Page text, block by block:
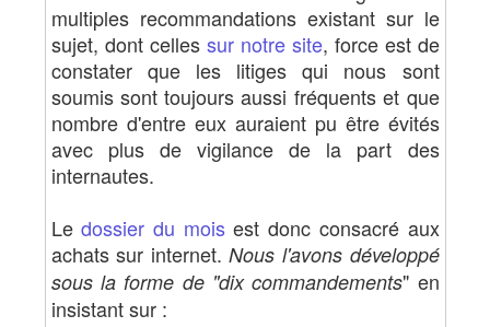
multiples recommandations existant sur le
sujet, dont celles sur notre site, force est de
constater que les litiges qui nous sont
soumis sont toujours aussi fréquents et que
nombre d'entre eux auraient pu être évités
avec plus de vigilance de la part des
internautes.
Ledossier du moisest donc consacré aux
achats sur internet.Nous l'avons développé
sous la forme de "dix commandements" en
insistant sur :